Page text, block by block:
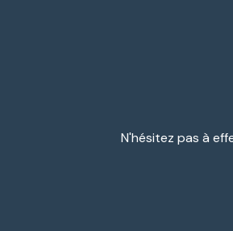
N'hésitez pas à